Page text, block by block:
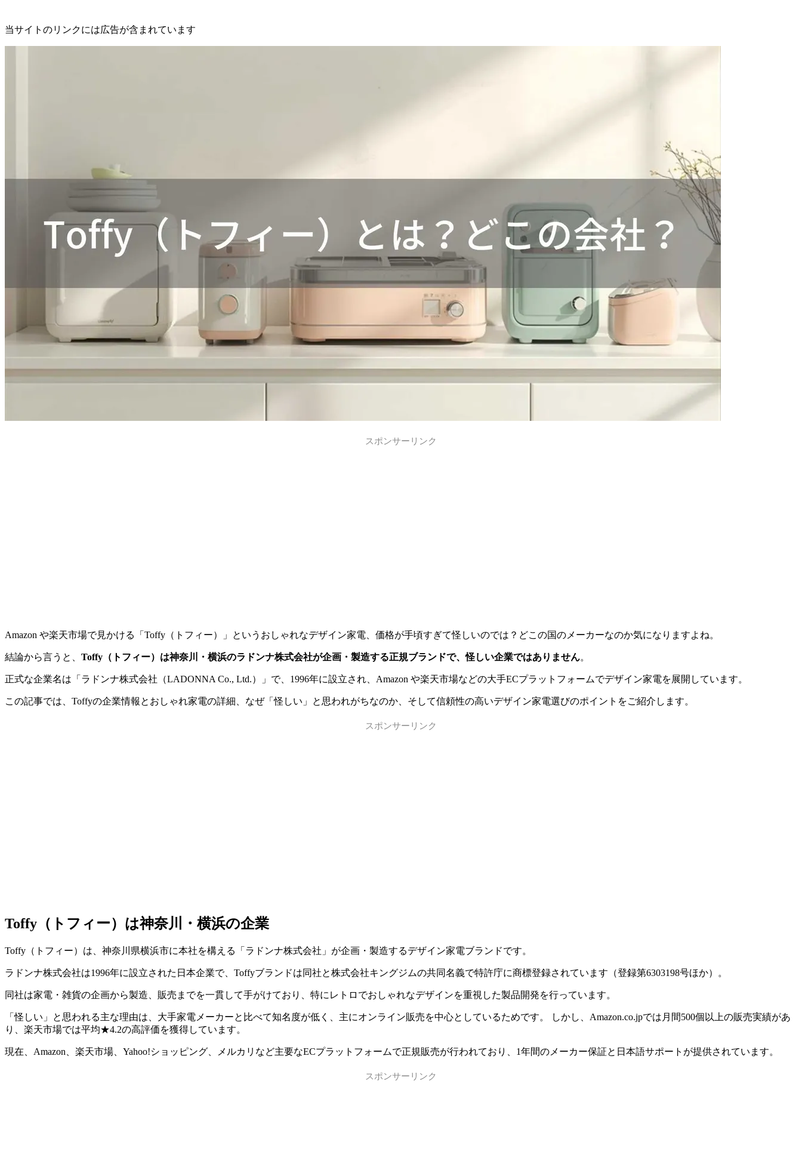
当サイトのリンクには広告が含まれています
スポンサーリンク
Amazon や楽天市場で見かける「Toffy（トフィー）」というおしゃれなデザイン家電、価格が手頃すぎて怪しいのでは？どこの国のメーカーなのか気になりますよね。
結論から言うと、 Toffy（トフィー）は神奈川・横浜のラドンナ株式会社が企画・製造する正規ブランドで、怪しい企業ではありません。
正式な企業名は「ラドンナ株式会社（LADONNA Co., Ltd.）」で、1996年に設立され、Amazon や楽天市場などの大手ECプラットフォームでデザイン家電を展開しています。
この記事では、Toffyの企業情報とおしゃれ家電の詳細、なぜ「怪しい」と思われがちなのか、そして信頼性の高いデザイン家電選びのポイントをご紹介します。
スポンサーリンク
Toffy（トフィー）は神奈川・横浜の企業
Toffy（トフィー）は、神奈川県横浜市に本社を構える「ラドンナ株式会社」が企画・製造するデザイン家電ブランドです。
ラドンナ株式会社は1996年に設立された日本企業で、Toffyブランドは同社と株式会社キングジムの共同名義で特許庁に商標登録されています（登録第6303198号ほか）。
同社は家電・雑貨の企画から製造、販売までを一貫して手がけており、特にレトロでおしゃれなデザインを重視した製品開発を行っています。
「怪しい」と思われる主な理由は、大手家電メーカーと比べて知名度が低く、主にオンライン販売を中心としているためです。 しかし、Amazon.co.jpでは月間500個以上の販売実績があ
り、楽天市場では平均★4.2の高評価を獲得しています。
現在、Amazon、楽天市場、Yahoo!ショッピング、メルカリなど主要なECプラットフォームで正規販売が行われており、1年間のメーカー保証と日本語サポートが提供されています。
スポンサーリンク